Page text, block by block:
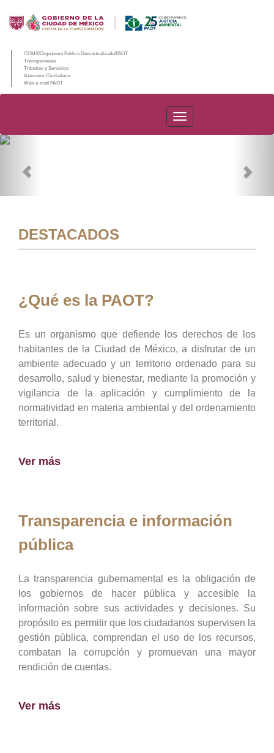
CDMX/Organismo Público Descentralizado/PAOT
Transparencia
Trámites y Servicios
Atención Ciudadana
Web e-mail PAOT
PAOT
DESTACADOS
¿Qué es la PAOT?
Es un organismo que defiende los derechos de los
habitantes de la Ciudad de México, a disfrutar de un
ambiente adecuado y un territorio ordenado para su
desarrollo, salud y bienestar, mediante la promoción y
vigilancia de la aplicación y cumplimiento de la
normatividad en materia ambiental y del ordenamiento
territorial.
Ver más
Transparencia e información
pública
La transparencia gubernamental es la obligación de
los gobiernos de hacer pública y accesible la
información sobre sus actividades y decisiones. Su
propósito es permitir que los ciudadanos supervisen la
gestión pública, comprendan el uso de los recursos,
combatan la corrupción y promuevan una mayor
rendición de cuentas.
Ver más